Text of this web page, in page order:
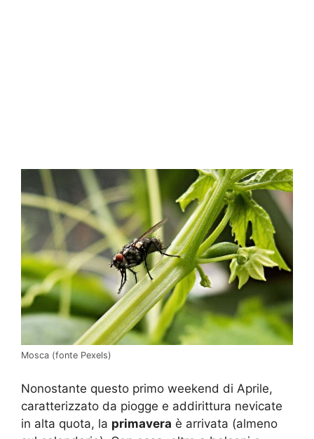
Mosca (fonte Pexels)
Nonostante questo primo weekend di Aprile,
caratterizzato da piogge e addirittura nevicate
in alta quota, la primavera è arrivata (almeno